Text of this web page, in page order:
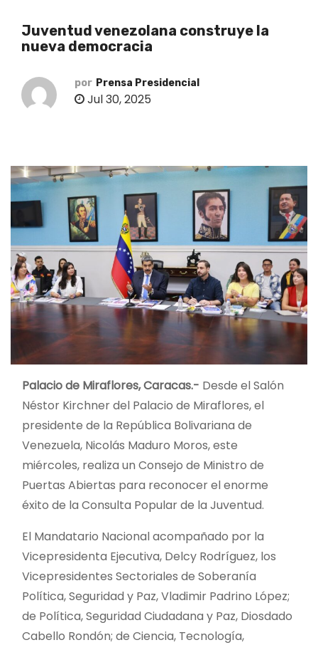
Juventud venezolana construye la
nueva democracia
por Prensa Presidencial
Jul 30, 2025
Palacio de Miraflores, Caracas.- Desde el Salón
Néstor Kirchner del Palacio de Miraflores, el
presidente de la República Bolivariana de
Venezuela, Nicolás Maduro Moros, este
miércoles, realiza un Consejo de Ministro de
Puertas Abiertas para reconocer el enorme
éxito de la Consulta Popular de la Juventud.
El Mandatario Nacional acompañado por la
Vicepresidenta Ejecutiva, Delcy Rodríguez, los
Vicepresidentes Sectoriales de Soberanía
Política, Seguridad y Paz, Vladimir Padrino López;
de Política, Seguridad Ciudadana y Paz, Diosdado
Cabello Rondón; de Ciencia, Tecnología,